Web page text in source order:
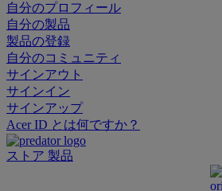
自分のプロフィール
自分の製品
製品の登録
自分のコミュニティ
サインアウト
サインイン
サインアップ
Acer ID とは何ですか？
ストア 製品